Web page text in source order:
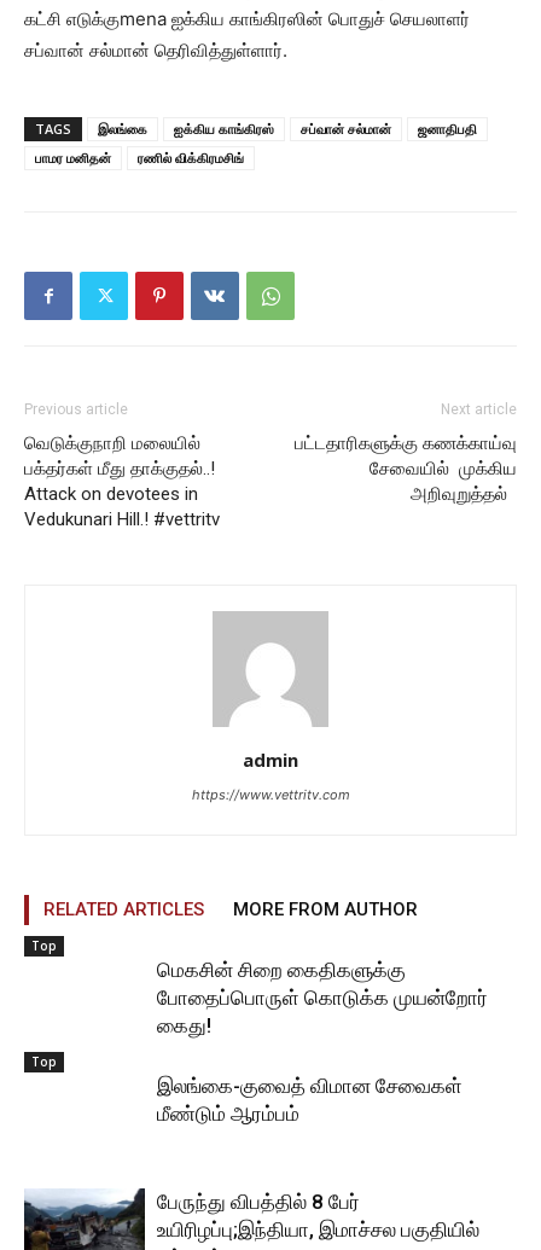
கட்சி எடுக்குmena ஐக்கிய காங்கிரஸின் பொதுச் செயலாளர்
சப்வான் சல்மான் தெரிவித்துள்ளார்.
TAGS இலங்கை ஐக்கிய காங்கிரஸ் சப்வான் சல்மான்
ஜனாதிபதி
பாமர மனிதன்
ரணில் விக்கிரமசிங்
Previous article
வெடுக்குநாறி மலையில்
பக்தர்கள் மீது தாக்குதல்..!
Attack on devotees in
Vedukunari Hill.! #vettritv
Next article
பட்டதாரிகளுக்கு கணக்காய்வு
சேவையில் முக்கிய
அறிவுறுத்தல்
admin
https://www.vettritv.com
RELATED ARTICLES MORE FROM AUTHOR
Top
மெகசின் சிறை கைதிகளுக்கு
போதைப்பொருள் கொடுக்க முயன்றோர்
கைது!
Top
இலங்கை-குவைத் விமான சேவைகள்
மீண்டும் ஆரம்பம்
பேருந்து விபத்தில் 8 பேர்
உயிரிழப்பு;இந்தியா, இமாச்சல பகுதியில்